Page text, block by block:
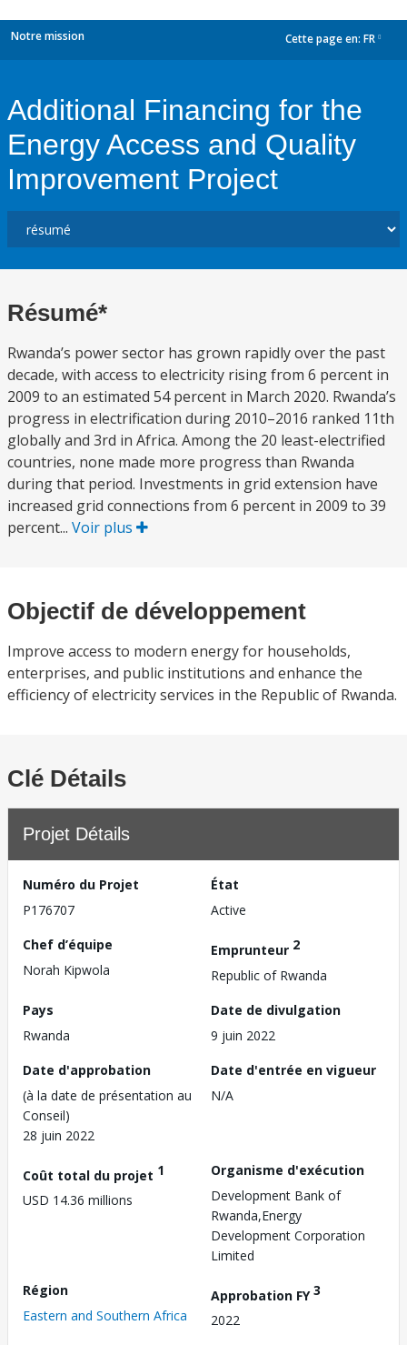
Notre mission Cette page en: FR
Additional Financing for the
Energy Access and Quality
Improvement Project
Résumé*
Rwanda’s power sector has grown rapidly over the past
decade, with access to electricity rising from 6 percent in
2009 to an estimated 54 percent in March 2020. Rwanda’s
progress in electrification during 2010–2016 ranked 11th
globally and 3rd in Africa. Among the 20 least-electrified
countries, none made more progress than Rwanda
during that period. Investments in grid extension have
increased grid connections from 6 percent in 2009 to 39
percent... Voir plus
Objectif de développement
Improve access to modern energy for households,
enterprises, and public institutions and enhance the
efficiency of electricity services in the Republic of Rwanda.
Clé Détails
Projet Détails
Numéro du Projet
P176707
État
Active
Chef d’équipe
Norah Kipwola
Emprunteur 2
Republic of Rwanda
Pays
Rwanda
Date de divulgation
9 juin 2022
Date d'approbation
(à la date de présentation au
Conseil)
28 juin 2022
Date d'entrée en vigueur
N/A
Coût total du projet 1
USD 14.36 millions
Organisme d'exécution
Development Bank of
Rwanda,Energy
Development Corporation
Limited
Région
Eastern and Southern Africa
Approbation FY3
2022